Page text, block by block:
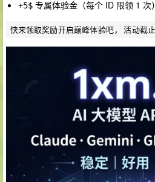
+5$ 专属体验金（每个 ID 限领 1 次）